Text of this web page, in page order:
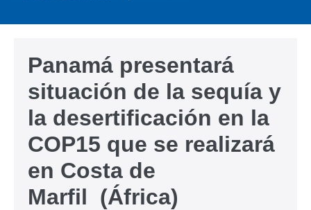
Panamá presentará
situación de la sequía y
la desertificación en la
COP15 que se realizará
en Costa de
Marfil (África)